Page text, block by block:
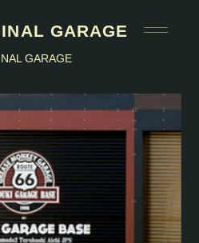
GARAGE
GARAGE